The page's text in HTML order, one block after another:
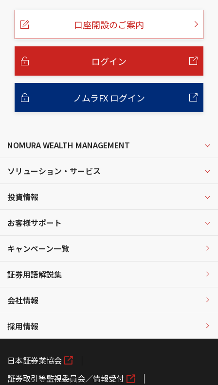
口座開設のご案内
ログイン
ノムラFX ログイン
NOMURA WEALTH MANAGEMENT
ソリューション・サービス
投資情報
お客様サポート
キャンペーン一覧
証券用語解説集
会社情報
採用情報
日本証券業協会
証券取引等監視委員会／情報受付